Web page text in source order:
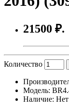
21500 ₽.
Количество
Модель:
Наличие: